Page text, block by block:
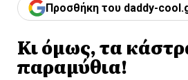
Προσθήκη του daddy-
Κι όμως, τα
παραμύθια!